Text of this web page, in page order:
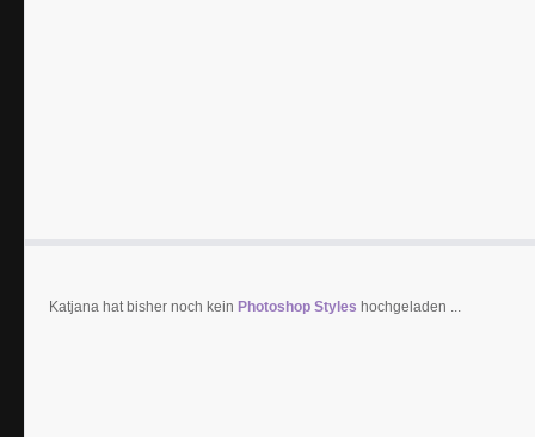
Katjana hat bisher noch kein Photoshop Styles hochgeladen ...